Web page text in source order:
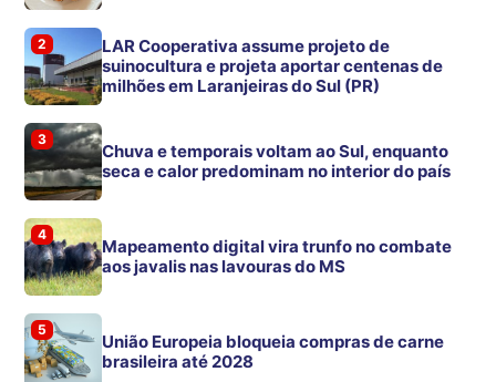
2
LAR Cooperativa assume projeto de
suinocultura e projeta aportar centenas de
milhões em Laranjeiras do Sul (PR)
3
Chuva e temporais voltam ao Sul, enquanto
seca e calor predominam no interior do país
4
Mapeamento digital vira trunfo no combate
aos javalis nas lavouras do MS
5
União Europeia bloqueia compras de carne
brasileira até 2028